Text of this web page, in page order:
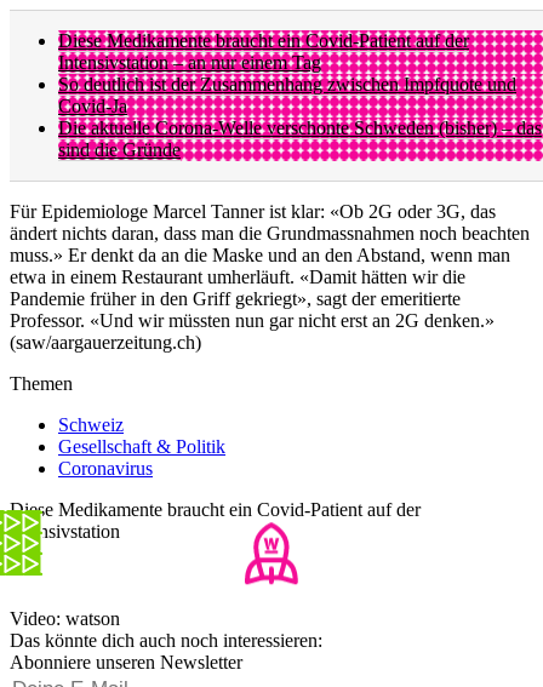
Diese Medikamente braucht ein Covid-Patient auf der
Intensivstation – an nur einem Tag
So deutlich ist der Zusammenhang zwischen Impfquote und
Covid-Ja
Die aktuelle Corona-Welle verschonte Schweden (bisher) – das
sind die Gründe
Für Epidemiologe Marcel Tanner ist klar: «Ob 2G oder 3G, das
ändert nichts daran, dass man die Grundmassnahmen noch beachten
muss.» Er denkt da an die Maske und an den Abstand, wenn man
etwa in einem Restaurant umherläuft. «Damit hätten wir die
Pandemie früher in den Griff gekriegt», sagt der emeritierte
Professor. «Und wir müssten nun gar nicht erst an 2G denken.»
(saw/aargauerzeitung.ch)
Themen
Schweiz
Gesellschaft & Politik
Coronavirus
Diese Medikamente braucht ein Covid-Patient auf der
Intensivstation
Video: watson
Das könnte dich auch noch interessieren:
Abonniere unseren Newsletter